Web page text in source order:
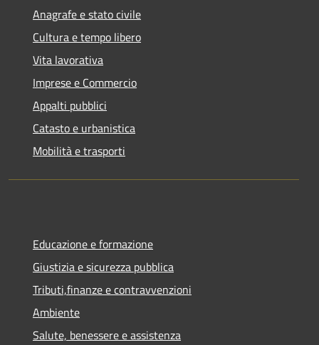
Anagrafe e stato civile
Cultura e tempo libero
Vita lavorativa
Imprese e Commercio
Appalti pubblici
Catasto e urbanistica
Mobilità e trasporti
Educazione e formazione
Giustizia e sicurezza pubblica
Tributi,finanze e contravvenzioni
Ambiente
Salute, benessere e assistenza